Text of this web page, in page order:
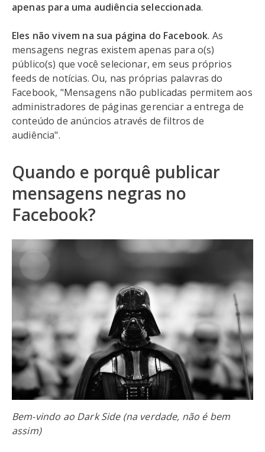
apenas para uma audiência seleccionada.
Eles não vivem na sua página do Facebook. As
mensagens negras existem apenas para o(s)
público(s) que você selecionar, em seus próprios
feeds de notícias. Ou, nas próprias palavras do
Facebook, "Mensagens não publicadas permitem aos
administradores de páginas gerenciar a entrega de
conteúdo de anúncios através de filtros de
audiência".
Quando e porquê publicar
mensagens negras no
Facebook?
Bem-vindo ao Dark Side (na verdade, não é bem
assim)